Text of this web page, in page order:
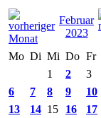
Februar
2023
Mo Di Mi Do Fr
1
2 3
6
7 8 9 10
13
14 15 16 17